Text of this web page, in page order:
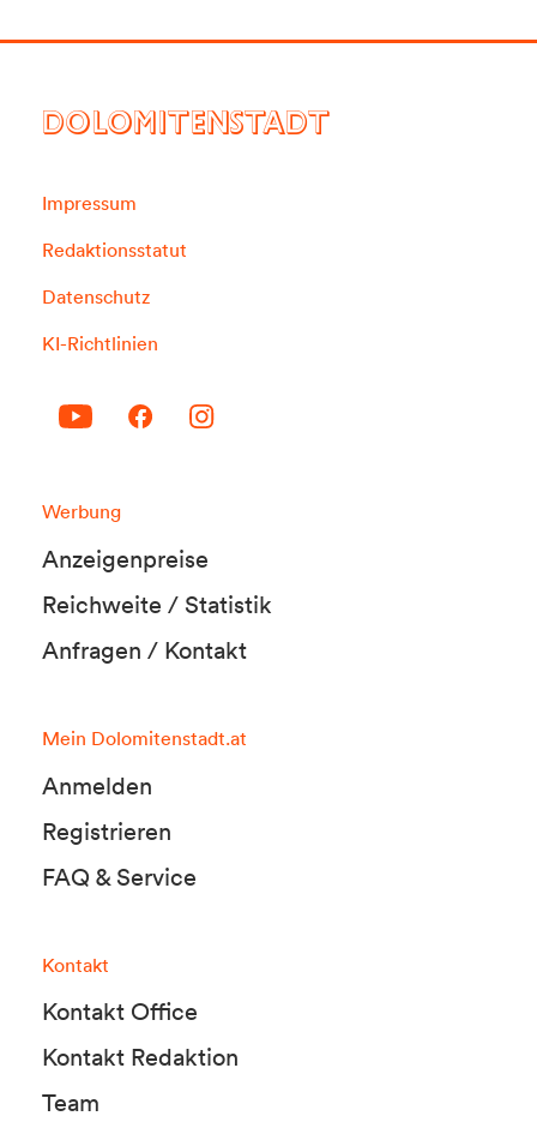
DOLOMITENSTADT
Impressum
Redaktionsstatut
Datenschutz
KI-Richtlinien
Werbung
Anzeigenpreise
Reichweite / Statistik
Anfragen / Kontakt
Mein Dolomitenstadt.at
Anmelden
Registrieren
FAQ & Service
Kontakt
Kontakt Office
Kontakt Redaktion
Team